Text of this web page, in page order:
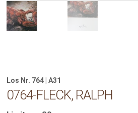
Los Nr. 764 | A31
0764-FLECK, RALPH